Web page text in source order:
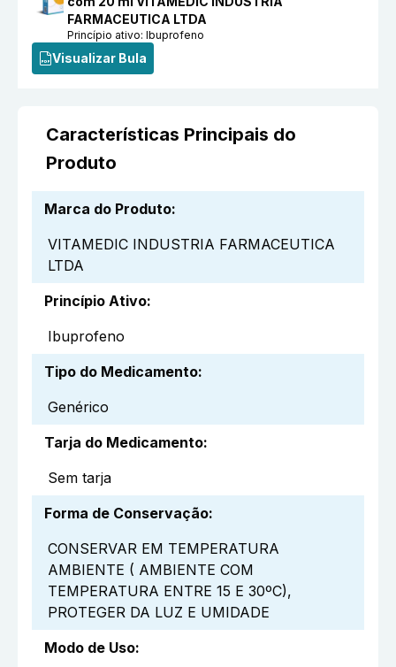
FARMACEUTICA LTDA
Princípio ativo:Ibuprofeno
Visualizar Bula
Características Principais do
Produto
Marca do Produto:
VITAMEDIC INDUSTRIA FARMACEUTICA
LTDA
Princípio Ativo:
Ibuprofeno
Tipo do Medicamento:
Genérico
Tarja do Medicamento:
Sem tarja
Forma de Conservação:
CONSERVAR EM TEMPERATURA
AMBIENTE ( AMBIENTE COM
TEMPERATURA ENTRE 15 E 30ºC),
PROTEGER DA LUZ E UMIDADE
Modo de Uso: